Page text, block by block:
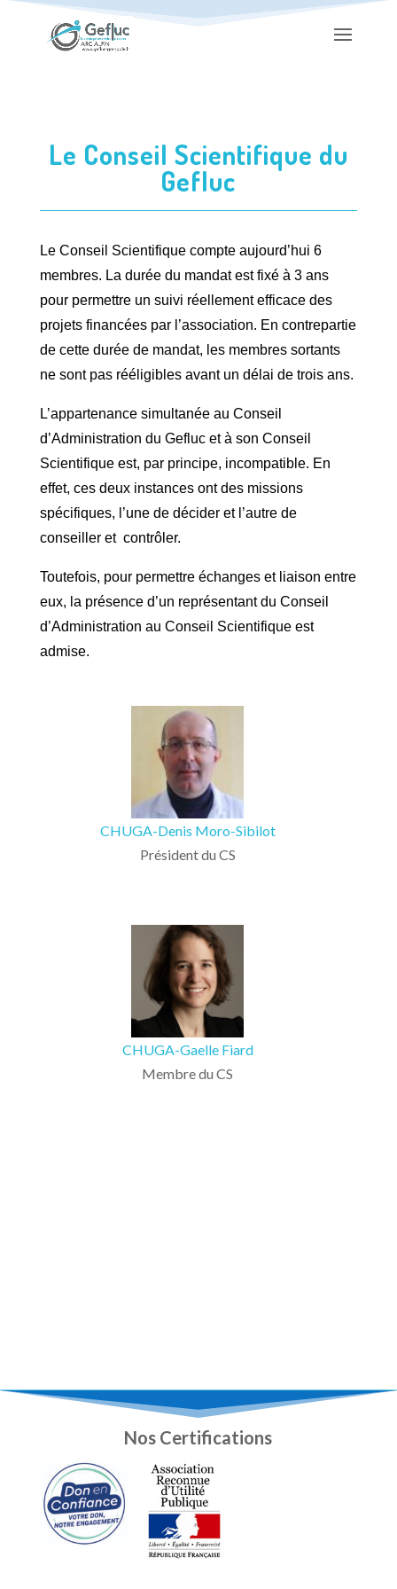
Le Conseil Scientifique du
Gefluc
Le Conseil Scientifique compte aujourd’hui 6
membres. La durée du mandat est fixé à 3 ans
pour permettre un suivi réellement efficace des
projets financées par l’association. En contrepartie
de cette durée de mandat, les membres sortants
ne sont pas rééligibles avant un délai de trois ans.
L’appartenance simultanée au Conseil
d’Administration du Gefluc et à son Conseil
Scientifique est, par principe, incompatible. En
effet, ces deux instances ont des missions
spécifiques, l’une de décider et l’autre de
conseiller et contrôler.
Toutefois, pour permettre échanges et liaison entre
eux, la présence d’un représentant du Conseil
d’Administration au Conseil Scientifique est
admise.
CHUGA-Denis Moro-Sibilot
Président du CS
CHUGA-Gaelle Fiard
Membre du CS
Nos Certifications